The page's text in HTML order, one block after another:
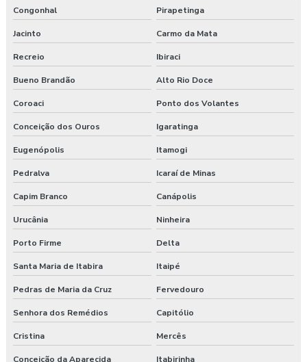
Congonhal Pirapetinga
Jacinto Carmo da Mata
Recreio Ibiraci
Bueno Brandão Alto Rio Doce
Coroaci Ponto dos Volantes
Conceição dos Ouros Igaratinga
Eugenópolis Itamogi
Pedralva Icaraí de Minas
Capim Branco Canápolis
Urucânia Ninheira
Porto Firme Delta
Santa Maria de Itabira Itaipé
Pedras de Maria da Cruz Fervedouro
Senhora dos Remédios Capitólio
Cristina Mercês
Conceição da Aparecida Itabirinha